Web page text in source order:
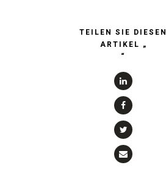
TEILEN SIE DIESEN
ARTIKEL „
“